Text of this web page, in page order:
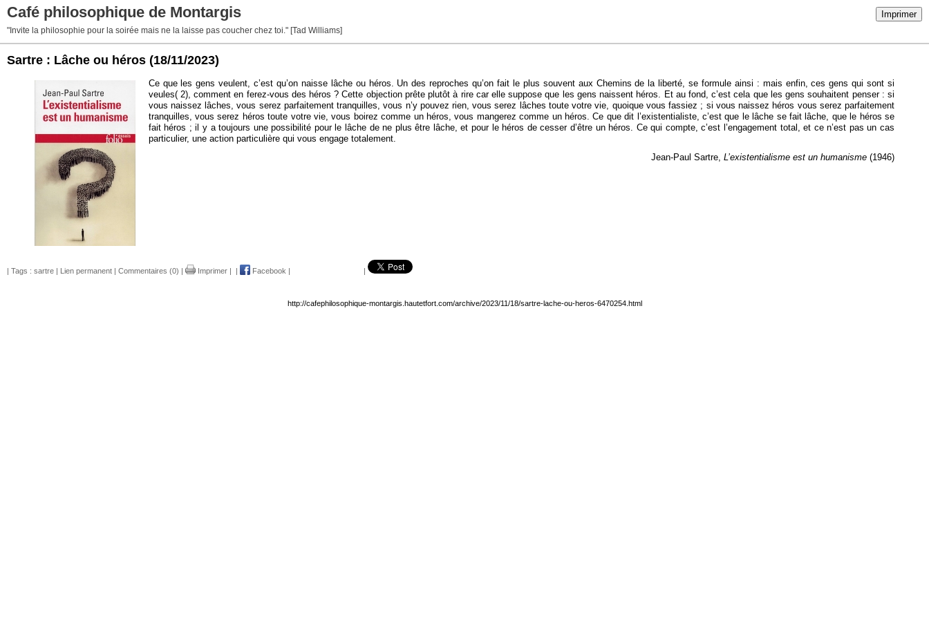
Imprimer
Café philosophique de Montargis
"Invite la philosophie pour la soirée mais ne la laisse pas coucher chez toi." [Tad Williams]
Sartre : Lâche ou héros (18/11/2023)
Ce que les gens veulent, c’est qu’on naisse lâche ou héros. Un des reproches qu’on fait le plus souvent aux Chemins de la liberté, se formule ainsi : mais enfin, ces gens qui sont si
veules( 2), comment en ferez-vous des héros ? Cette objection prête plutôt à rire car elle suppose que les gens naissent héros. Et au fond, c’est cela que les gens souhaitent penser : si
vous naissez lâches, vous serez parfaitement tranquilles, vous n’y pouvez rien, vous serez lâches toute votre vie, quoique vous fassiez ; si vous naissez héros vous serez parfaitement
tranquilles, vous serez héros toute votre vie, vous boirez comme un héros, vous mangerez comme un héros. Ce que dit l’existentialiste, c’est que le lâche se fait lâche, que le héros se
fait héros ; il y a toujours une possibilité pour le lâche de ne plus être lâche, et pour le héros de cesser d’être un héros. Ce qui compte, c’est l’engagement total, et ce n’est pas un cas
particulier, une action particulière qui vous engage totalement.
Jean-Paul Sartre, L’existentialisme est un humanisme (1946)
| Tags : sartre | Lien permanent | Commentaires (0) | Imprimer | | Facebook | |
http://cafephilosophique-montargis.hautetfort.com/archive/2023/11/18/sartre-lache-ou-heros-6470254.html